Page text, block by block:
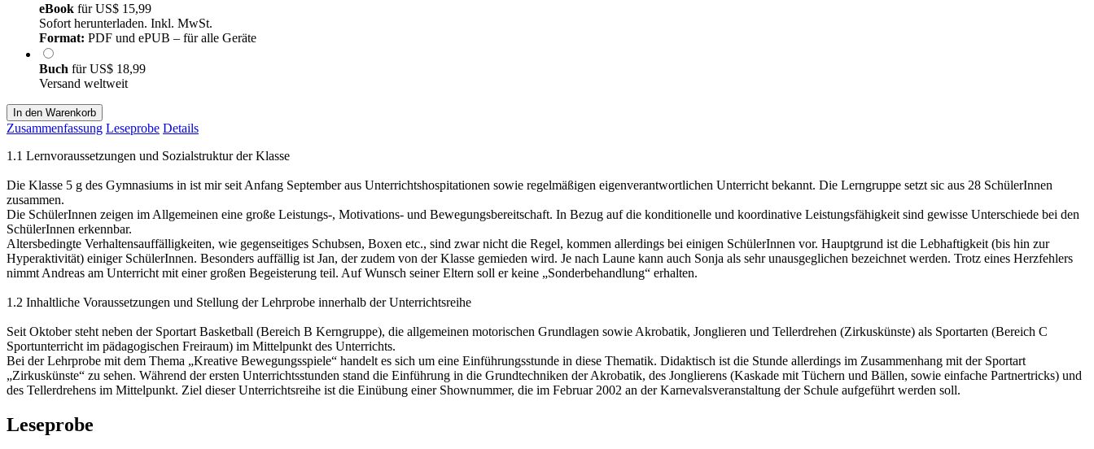
eBook fürUS$ 15,99
Sofort herunterladen. Inkl. MwSt.
Format: PDF und ePUB – für alle Geräte
Buch fürUS$ 18,99
Versand weltweit
In den Warenkorb
Zusammenfassung Leseprobe Details
1.1 Lernvoraussetzungen und Sozialstruktur der Klasse
Die Klasse 5 g des Gymnasiums in ist mir seit Anfang September aus Unterrichtshospitationen sowie regelmäßigen eigenverantwortlichen Unterricht bekannt. Die Lerngruppe setzt sic aus 28 SchülerInnen
zusammen.
Die SchülerInnen zeigen im Allgemeinen eine große Leistungs-, Motivations- und Bewegungsbereitschaft. In Bezug auf die konditionelle und koordinative Leistungsfähigkeit sind gewisse Unterschiede bei den
SchülerInnen erkennbar.
Altersbedingte Verhaltensauffälligkeiten, wie gegenseitiges Schubsen, Boxen etc., sind zwar nicht die Regel, kommen allerdings bei einigen SchülerInnen vor. Hauptgrund ist die Lebhaftigkeit (bis hin zur
Hyperaktivität) einiger SchülerInnen. Besonders auffällig ist Jan, der zudem von der Klasse gemieden wird. Je nach Laune kann auch Sonja als sehr unausgeglichen bezeichnet werden. Trotz eines Herzfehlers
nimmt Andreas am Unterricht mit einer großen Begeisterung teil. Auf Wunsch seiner Eltern soll er keine „Sonderbehandlung“ erhalten.
1.2 Inhaltliche Voraussetzungen und Stellung der Lehrprobe innerhalb der Unterrichtsreihe
Seit Oktober steht neben der Sportart Basketball (Bereich B Kerngruppe), die allgemeinen motorischen Grundlagen sowie Akrobatik, Jonglieren und Tellerdrehen (Zirkuskünste) als Sportarten (Bereich C
Sportunterricht im pädagogischen Freiraum) im Mittelpunkt des Unterrichts.
Bei der Lehrprobe mit dem Thema „Kreative Bewegungsspiele“ handelt es sich um eine Einführungsstunde in diese Thematik. Didaktisch ist die Stunde allerdings im Zusammenhang mit der Sportart
„Zirkuskünste“ zu sehen. Während der ersten Unterrichtsstunden stand die Einführung in die Grundtechniken der Akrobatik, des Jonglierens (Kaskade mit Tüchern und Bällen, sowie einfache Partnertricks) und
des Tellerdrehens im Mittelpunkt. Ziel dieser Unterrichtsreihe ist die Einübung einer Shownummer, die im Februar 2002 an der Karnevalsveranstaltung der Schule aufgeführt werden soll.
Leseprobe